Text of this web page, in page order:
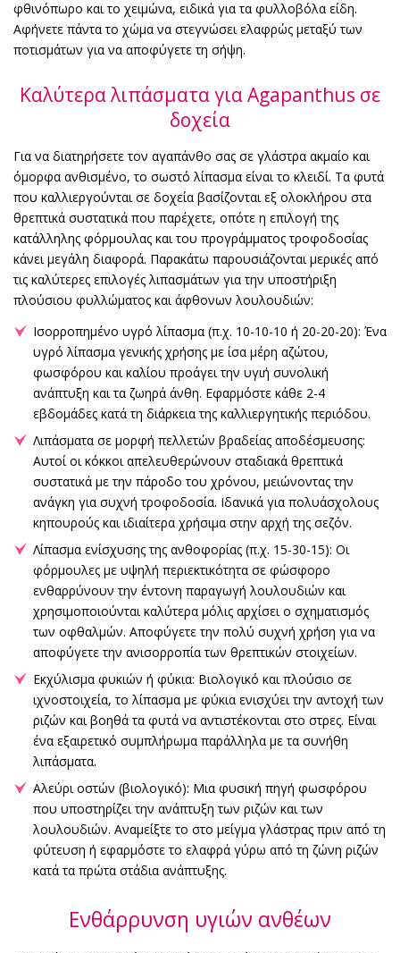
φθινόπωρο και το χειμώνα, ειδικά για τα φυλλοβόλα είδη.
Αφήνετε πάντα το χώμα να στεγνώσει ελαφρώς μεταξύ των
ποτισμάτων για να αποφύγετε τη σήψη.
Καλύτερα λιπάσματα για Agapanthus σε
δοχεία
Για να διατηρήσετε τον αγαπάνθο σας σε γλάστρα ακμαίο και
όμορφα ανθισμένο, το σωστό λίπασμα είναι το κλειδί. Τα φυτά
που καλλιεργούνται σε δοχεία βασίζονται εξ ολοκλήρου στα
θρεπτικά συστατικά που παρέχετε, οπότε η επιλογή της
κατάλληλης φόρμουλας και του προγράμματος τροφοδοσίας
κάνει μεγάλη διαφορά. Παρακάτω παρουσιάζονται μερικές από
τις καλύτερες επιλογές λιπασμάτων για την υποστήριξη
πλούσιου φυλλώματος και άφθονων λουλουδιών:
Ισορροπημένο υγρό λίπασμα (π.χ. 10-10-10 ή 20-20-20): Ένα
υγρό λίπασμα γενικής χρήσης με ίσα μέρη αζώτου,
φωσφόρου και καλίου προάγει την υγιή συνολική
ανάπτυξη και τα ζωηρά άνθη. Εφαρμόστε κάθε 2-4
εβδομάδες κατά τη διάρκεια της καλλιεργητικής περιόδου.
Λιπάσματα σε μορφή πελλετών βραδείας αποδέσμευσης:
Αυτοί οι κόκκοι απελευθερώνουν σταδιακά θρεπτικά
συστατικά με την πάροδο του χρόνου, μειώνοντας την
ανάγκη για συχνή τροφοδοσία. Ιδανικά για πολυάσχολους
κηπουρούς και ιδιαίτερα χρήσιμα στην αρχή της σεζόν.
Λίπασμα ενίσχυσης της ανθοφορίας (π.χ. 15-30-15): Οι
φόρμουλες με υψηλή περιεκτικότητα σε φώσφορο
ενθαρρύνουν την έντονη παραγωγή λουλουδιών και
χρησιμοποιούνται καλύτερα μόλις αρχίσει ο σχηματισμός
των οφθαλμών. Αποφύγετε την πολύ συχνή χρήση για να
αποφύγετε την ανισορροπία των θρεπτικών στοιχείων.
Εκχύλισμα φυκιών ή φύκια: Βιολογικό και πλούσιο σε
ιχνοστοιχεία, το λίπασμα με φύκια ενισχύει την αντοχή των
ριζών και βοηθά τα φυτά να αντιστέκονται στο στρες. Είναι
ένα εξαιρετικό συμπλήρωμα παράλληλα με τα συνήθη
λιπάσματα.
Αλεύρι οστών (βιολογικό): Μια φυσική πηγή φωσφόρου
που υποστηρίζει την ανάπτυξη των ριζών και των
λουλουδιών. Αναμείξτε το στο μείγμα γλάστρας πριν από τη
φύτευση ή εφαρμόστε το ελαφρά γύρω από τη ζώνη ριζών
κατά τα πρώτα στάδια ανάπτυξης.
Ενθάρρυνση υγιών ανθέων